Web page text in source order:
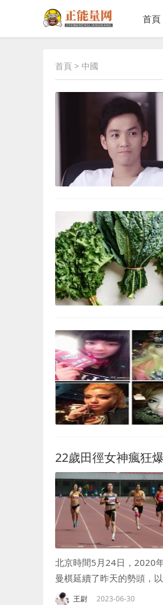
首頁
首頁 > 中國
22歲田徑女神瘋狂
北京時間5月24日，2020
曼棋延續了昨天的勢頭，
王尉 2023-06-30